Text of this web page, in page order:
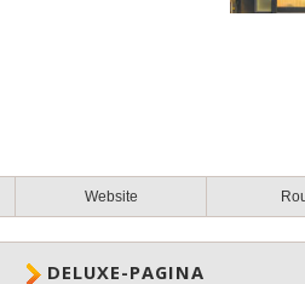
Website
DELUXE-PAGINA